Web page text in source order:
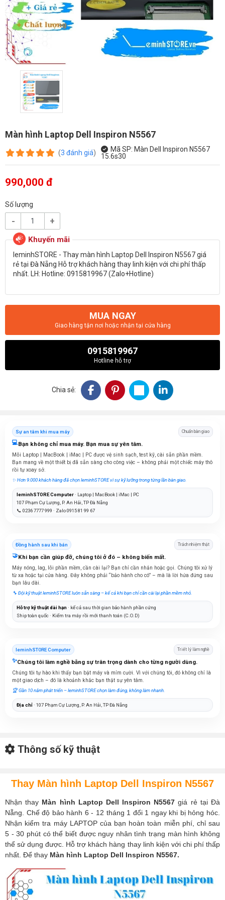
Màn hình Laptop Dell Inspiron N5567
(3 đánh giá) Mã SP: Màn Dell Inspiron N5567
15.6s30
990,000 đ
Số lượng
- +
leminhSTORE - Thay màn hình Laptop Dell Inspiron N5567 giá
rẻ tại Đà Nẵng Hỗ trợ khách hàng thay linh kiện với chi phí thấp
nhất. LH: Hotline: 0915819967 (Zalo+Hotline)
MUA NGAY
Giao hàng tận nơi hoặc nhận tại cửa hàng
0915819967
Hotline hỗ trợ
Chia sẻ:
Sự an tâm khi mua máy Chuẩn bàn giao
💻Bạn không chỉ mua máy. Bạn mua sự yên tâm.
Mỗi Laptop | MacBook | iMac | PC được vệ sinh sạch, test kỹ, cài sẵn phần mềm.
Bạn mang về một thiết bị đã sẵn sàng cho công việc – không phải một chiếc máy thô
rồi tự xoay sở.
✨ Hơn 9.000 khách hàng đã chọn leminhSTORE vì sự kỹ lưỡng trong từng lần bàn giao.
leminhSTORE Computer· Laptop | MacBook | iMac | PC
107 Phạm Cự Lượng, P. An Hải, TP Đà Nẵng
📞 0236 7777 999 · Zalo 0915 81 99 67
Đồng hành sau khi bán Trách nhiệm thật
🤝Khi bạn cần giúp đỡ, chúng tôi ở đó – không biến mất.
Máy nóng, lag, lỗi phần mềm, cần cài lại? Bạn chỉ cần nhắn hoặc gọi. Chúng tôi xử lý
từ xa hoặc tại cửa hàng. Đây không phải “bảo hành cho có” – mà là lời hứa đứng sau
bạn lâu dài.
🔧 Đội kỹ thuật leminhSTORE luôn sẵn sàng – kể cả khi bạn chỉ cần cài lại phần mềm nhỏ.
Hỗ trợ kỹ thuật dài hạn · kể cả sau thời gian bảo hành phần cứng
Ship toàn quốc · Kiểm tra máy rồi mới thanh toán (C.O.D)
leminhSTORE Computer Triết lý làm nghề
✨Chúng tôi làm nghề bằng sự trân trọng dành cho từng người dùng.
Chúng tôi tự hào khi thấy bạn bật máy và mỉm cười. Vì với chúng tôi, đó không chỉ là
một giao dịch – đó là khoảnh khắc bạn thật sự yên tâm.
🏆 Gần 10 năm phát triển – leminhSTORE chọn làm đúng, không làm nhanh.
Địa chỉ· 107 Phạm Cự Lượng, P. An Hải, TP Đà Nẵng
Thay Màn hình Laptop Dell Inspiron N5567
Nhận thay Màn hình Laptop Dell Inspiron N5567 giá rẻ tại Đà
Nẵng. Chế độ bảo hành 6 - 12 tháng 1 đổi 1 ngay khi bị hỏng hóc.
Nhận kiểm tra máy LAPTOP của bạn hoàn toàn miễn phí, chỉ sau
5 - 30 phút có thể biết được nguy nhân tình trạng màn hình không
thể sử dụng được. Hỗ trợ khách hàng thay linh kiện với chi phí thấp
nhất. Để thay Màn hình Laptop Dell Inspiron N5567.
Thông số kỹ thuật